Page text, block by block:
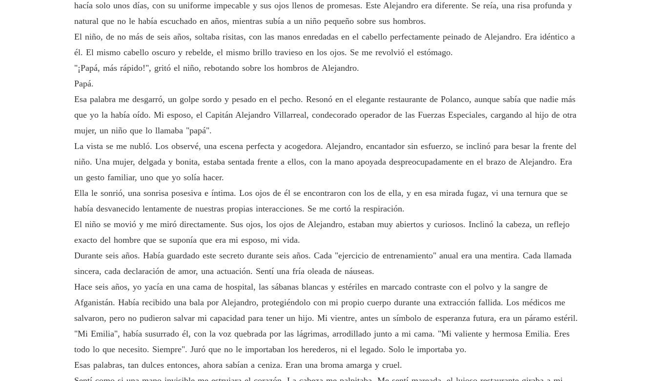
hacía solo unos días, con su uniforme impecable y sus ojos llenos de promesas. Este Alejandro era diferente. Se reía, una risa profunda y
natural que no le había escuchado en años, mientras subía a un niño pequeño sobre sus hombros.
El niño, de no más de seis años, soltaba risitas, con las manos enredadas en el cabello perfectamente peinado de Alejandro. Era idéntico a
él. El mismo cabello oscuro y rebelde, el mismo brillo travieso en los ojos. Se me revolvió el estómago.
"¡Papá, más rápido!", gritó el niño, rebotando sobre los hombros de Alejandro.
Papá.
Esa palabra me desgarró, un golpe sordo y pesado en el pecho. Resonó en el elegante restaurante de Polanco, aunque sabía que nadie más
que yo la había oído. Mi esposo, el Capitán Alejandro Villarreal, condecorado operador de las Fuerzas Especiales, cargando al hijo de otra
mujer, un niño que lo llamaba "papá".
La vista se me nubló. Los observé, una escena perfecta y acogedora. Alejandro, encantador sin esfuerzo, se inclinó para besar la frente del
niño. Una mujer, delgada y bonita, estaba sentada frente a ellos, con la mano apoyada despreocupadamente en el brazo de Alejandro. Era
un gesto familiar, uno que yo solía hacer.
Ella le sonrió, una sonrisa posesiva e íntima. Los ojos de él se encontraron con los de ella, y en esa mirada fugaz, vi una ternura que se
había desvanecido lentamente de nuestras propias interacciones. Se me cortó la respiración.
El niño se movió y me miró directamente. Sus ojos, los ojos de Alejandro, estaban muy abiertos y curiosos. Inclinó la cabeza, un reflejo
exacto del hombre que se suponía que era mi esposo, mi vida.
Durante seis años. Había guardado este secreto durante seis años. Cada "ejercicio de entrenamiento" anual era una mentira. Cada llamada
sincera, cada declaración de amor, una actuación. Sentí una fría oleada de náuseas.
Hace seis años, yo yacía en una cama de hospital, las sábanas blancas y estériles en marcado contraste con el polvo y la sangre de
Afganistán. Había recibido una bala por Alejandro, protegiéndolo con mi propio cuerpo durante una extracción fallida. Los médicos me
salvaron, pero no pudieron salvar mi capacidad para tener un hijo. Mi vientre, antes un símbolo de esperanza futura, era un páramo estéril.
"Mi Emilia", había susurrado él, con la voz quebrada por las lágrimas, arrodillado junto a mi cama. "Mi valiente y hermosa Emilia. Eres
todo lo que necesito. Siempre". Juró que no le importaban los herederos, ni el legado. Solo le importaba yo.
Esas palabras, tan dulces entonces, ahora sabían a ceniza. Eran una broma amarga y cruel.